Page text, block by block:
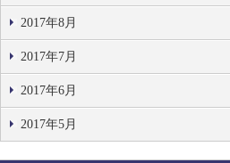
2017年8月
2017年7月
2017年6月
2017年5月